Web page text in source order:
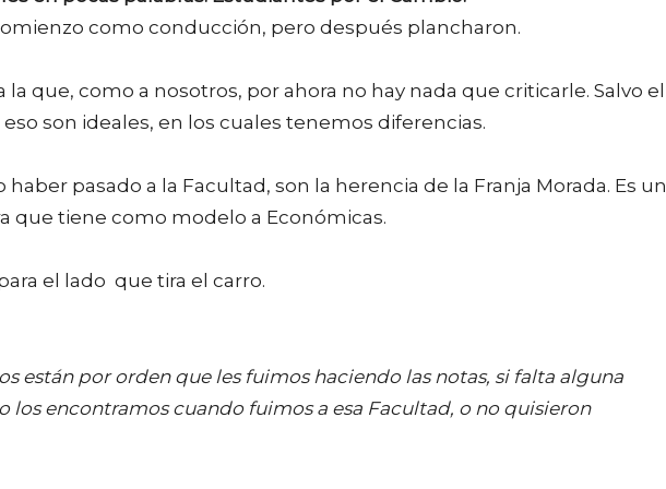
como conducción, pero después plancharon.
la que, como a nosotros, por ahora no hay nada que criticarle. Salvo el
son ideales, en los cuales tenemos diferencias.
pasado a la Facultad, son la herencia de la Franja Morada. Es
que tiene como modelo a Económicas.
el lado que tira el carro.
están por orden que les fuimos haciendo las notas, si falta alguna
los encontramos cuando fuimos a esa Facultad, o no quisieron